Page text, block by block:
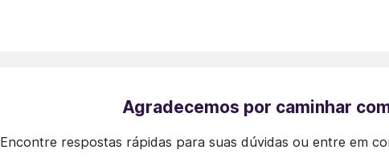
Agradecemos por caminhar
Encontre respostas rápidas para suas dúvidas ou entre em